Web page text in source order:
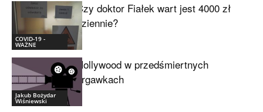
COVID-19 -
WAŻNE
Czy doktor Fiałek wart jest 4000 zł
dziennie?
Jakub Bożydar
Wiśniewski
Hollywood w przedśmiertnych
drgawkach